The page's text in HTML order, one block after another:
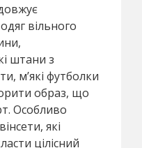
вільного
штани з
м’які футболки
образ, що
Особливо
які
цілісний